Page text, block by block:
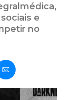
e
no